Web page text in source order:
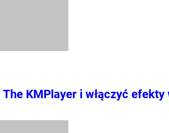
KMPlayer i włączyć